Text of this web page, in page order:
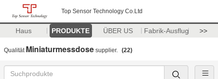
Top Sensor Technology Co.Ltd
Haus PRODUKTE ÜBER US Fabrik-Ausflug >>
Qualität Miniaturmessdose supplier. (22)